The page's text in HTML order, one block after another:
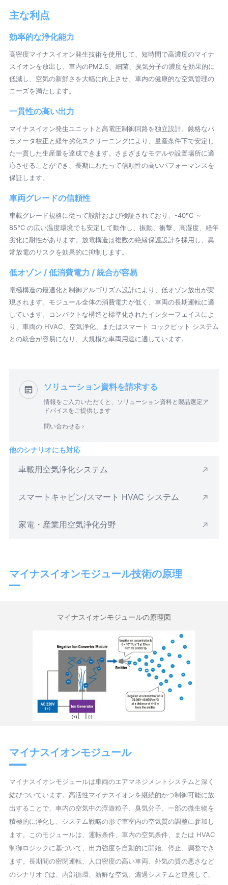
主な利点
効率的な浄化能力
高密度マイナスイオン発生技術を使用して、短時間で高濃度のマイナ
スイオンを放出し、車内のPM2.5、細菌、臭気分子の濃度を効果的に
低減し、空気の新鮮さを大幅に向上させ、車内の健康的な空気管理の
ニーズを満たします。
一貫性の高い出力
マイナスイオン発生ユニットと高電圧制御回路を独立設計。厳格なパ
ラメータ校正と経年劣化スクリーニングにより、量産条件下で安定し
た一貫した生産量を達成できます。さまざまなモデルや設置場所に適
応させることができ、長期にわたって信頼性の高いパフォーマンスを
保証します。
車両グレードの信頼性
車載グレード規格に従って設計および検証されており、-40°C ～
85°C の広い温度環境でも安定して動作し、振動、衝撃、高湿度、経年
劣化に耐性があります。放電構造は複数の絶縁保護設計を採用し、異
常放電のリスクを効果的に抑制します。
低オゾン / 低消費電力 / 統合が容易
電極構造の最適化と制御アルゴリズム設計により、低オゾン放出が実
現されます。モジュール全体の消費電力が低く、車両の長期運転に適
しています。コンパクトな構造と標準化されたインターフェイスによ
り、車両の HVAC、空気浄化、またはスマート コックピット システム
との統合が容易になり、大規模な車両用途に適しています。
ソリューション資料を請求する
情報をご入力いただくと、ソリューション資料と製品選定ア
ドバイスをご提供します
問い合わせる ›
他のシナリオにも対応
車載用空気浄化システム
スマートキャビン/スマート HVAC システム
家電・産業用空気浄化分野
マイナスイオンモジュール技術の原理
マイナスイオンモジュールの原理図
マイナスイオンモジュール
マイナスイオンモジュールは車両のエアマネジメントシステムと深く
結びついています。高活性マイナスイオンを継続的かつ制御可能に放
出することで、車内の空気中の浮遊粒子、臭気分子、一部の微生物を
積極的に浄化し、システム戦略の形で車室内の空気質の調整に参加し
ます。このモジュールは、運転条件、車内の空気条件、または HVAC
制御ロジックに基づいて、出力強度を自動的に開始、停止、調整でき
ます。長期間の密閉運転、人口密度の高い車両、外気の質の悪さなど
のシナリオでは、内部循環、新鮮な空気、濾過システムと連携して、